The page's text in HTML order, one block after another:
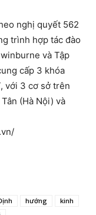
nghị quyết 562
trình hợp tác đào
và Tập
cấp 3 khóa
với 3 cơ sở trên
(Hà Nội) và
hướng
kinh